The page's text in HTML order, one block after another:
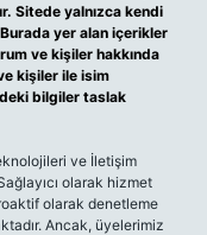
Sitede yalnızca kendi
Burada yer alan içerikler
ve kişiler hakkında
kişiler ile isim
bilgiler taslak
ve İletişim
olarak hizmet
olarak denetleme
Ancak, üyelerimiz